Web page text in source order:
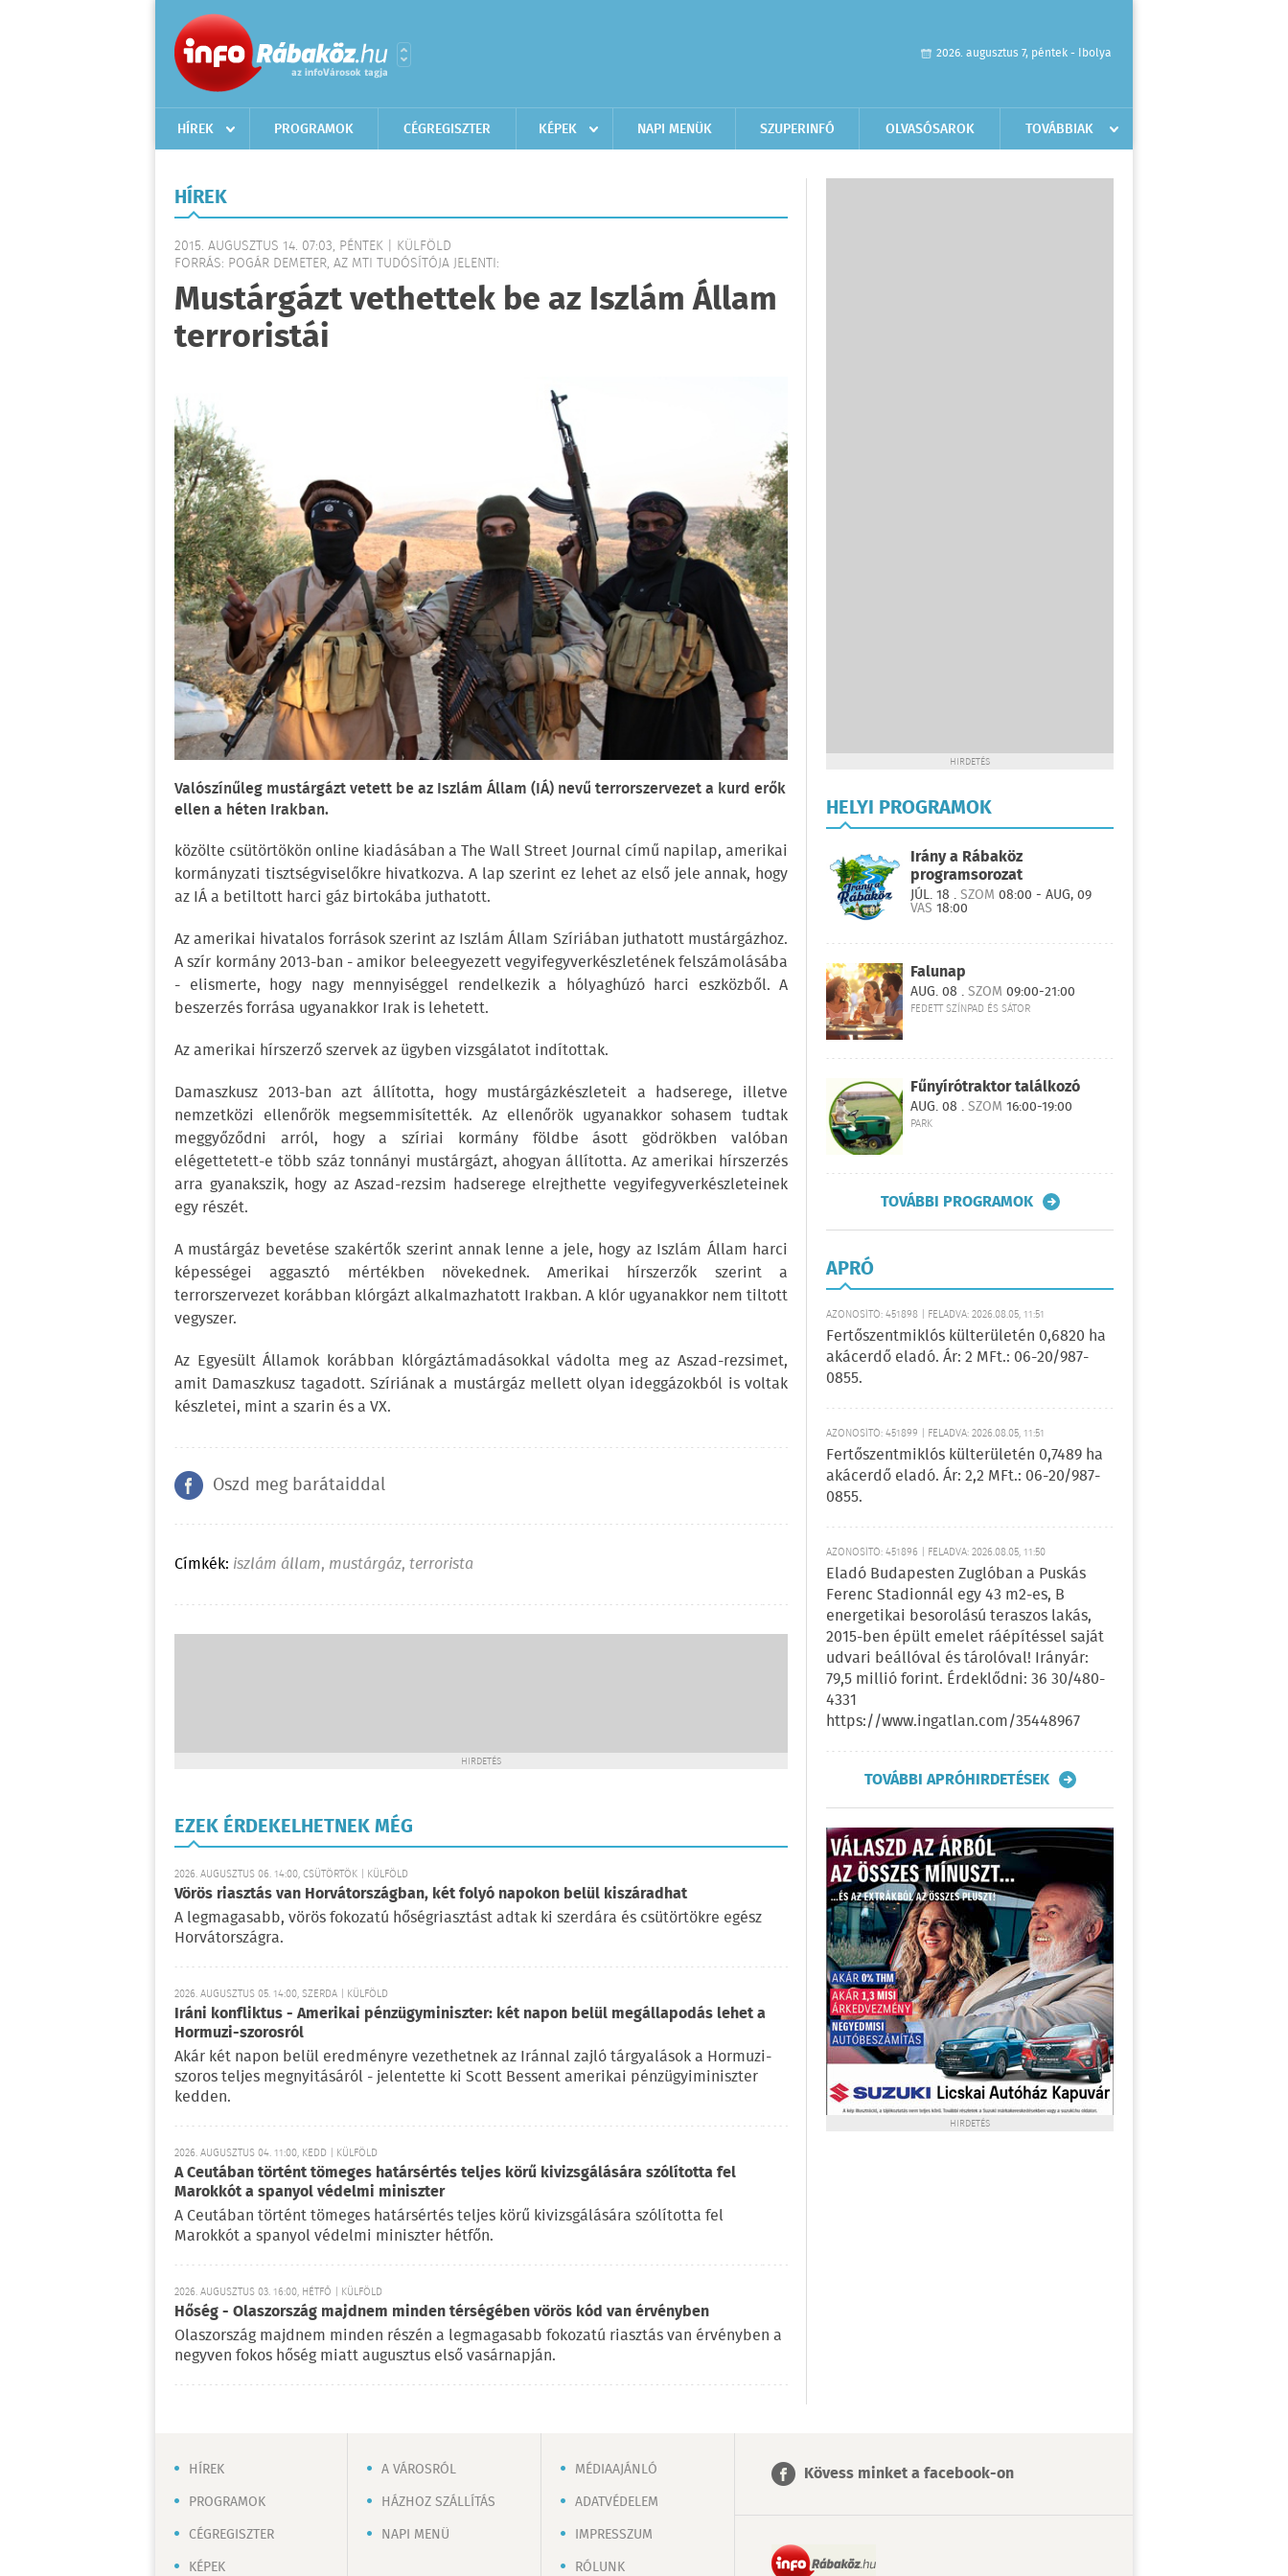
2026. augusztus 7, péntek - Ibolya
HÍREK PROGRAMOK CÉGREGISZTER KÉPEK NAPI MENÜK SZUPERINFÓ OLVASÓSAROK TOVÁBBIAK
HÍREK
2015. AUGUSZTUS 14. 07:03, PÉNTEK | KÜLFÖLD
FORRÁS: POGÁR DEMETER, AZ MTI TUDÓSÍTÓJA JELENTI:
Mustárgázt vethettek be az Iszlám Állam
terroristái
Valószínűleg mustárgázt vetett be az Iszlám Állam (IÁ) nevű terrorszervezet a kurd erők
ellen a héten Irakban.
közölte csütörtökön online kiadásában a The Wall Street Journal című napilap, amerikai
kormányzati tisztségviselőkre hivatkozva. A lap szerint ez lehet az első jele annak, hogy
az IÁ a betiltott harci gáz birtokába juthatott.
Az amerikai hivatalos források szerint az Iszlám Állam Szíriában juthatott mustárgázhoz.
A szír kormány 2013-ban - amikor beleegyezett vegyifegyverkészletének felszámolásába
- elismerte, hogy nagy mennyiséggel rendelkezik a hólyaghúzó harci eszközből. A
beszerzés forrása ugyanakkor Irak is lehetett.
Az amerikai hírszerző szervek az ügyben vizsgálatot indítottak.
Damaszkusz 2013-ban azt állította, hogy mustárgázkészleteit a hadserege, illetve
nemzetközi ellenőrök megsemmisítették. Az ellenőrök ugyanakkor sohasem tudtak
meggyőződni arról, hogy a szíriai kormány földbe ásott gödrökben valóban
elégettetett-e több száz tonnányi mustárgázt, ahogyan állította. Az amerikai hírszerzés
arra gyanakszik, hogy az Aszad-rezsim hadserege elrejthette vegyifegyverkészleteinek
egy részét.
A mustárgáz bevetése szakértők szerint annak lenne a jele, hogy az Iszlám Állam harci
képességei aggasztó mértékben növekednek. Amerikai hírszerzők szerint a
terrorszervezet korábban klórgázt alkalmazhatott Irakban. A klór ugyanakkor nem tiltott
vegyszer.
Az Egyesült Államok korábban klórgáztámadásokkal vádolta meg az Aszad-rezsimet,
amit Damaszkusz tagadott. Szíriának a mustárgáz mellett olyan ideggázokból is voltak
készletei, mint a szarin és a VX.
Oszd meg barátaiddal
Címkék: iszlám állam, mustárgáz, terrorista
HIRDETÉS
EZEK ÉRDEKELHETNEK MÉG
2026. AUGUSZTUS 06. 14:00, CSÜTÖRTÖK | KÜLFÖLD
Vörös riasztás van Horvátországban, két folyó napokon belül kiszáradhat
A legmagasabb, vörös fokozatú hőségriasztást adtak ki szerdára és csütörtökre egész
Horvátországra.
2026. AUGUSZTUS 05. 14:00, SZERDA | KÜLFÖLD
Iráni konfliktus - Amerikai pénzügyminiszter: két napon belül megállapodás lehet a
Hormuzi-szorosról
Akár két napon belül eredményre vezethetnek az Iránnal zajló tárgyalások a Hormuzi-
szoros teljes megnyitásáról - jelentette ki Scott Bessent amerikai pénzügyiminiszter
kedden.
2026. AUGUSZTUS 04. 11:00, KEDD | KÜLFÖLD
A Ceutában történt tömeges határsértés teljes körű kivizsgálására szólította fel
Marokkót a spanyol védelmi miniszter
A Ceutában történt tömeges határsértés teljes körű kivizsgálására szólította fel
Marokkót a spanyol védelmi miniszter hétfőn.
2026. AUGUSZTUS 03. 16:00, HÉTFŐ | KÜLFÖLD
Hőség - Olaszország majdnem minden térségében vörös kód van érvényben
Olaszország majdnem minden részén a legmagasabb fokozatú riasztás van érvényben a
negyven fokos hőség miatt augusztus első vasárnapján.
HIRDETÉS
HELYI PROGRAMOK
Irány a Rábaköz
programsorozat
JÚL. 18 .SZOM 08:00 - AUG, 09
VAS 18:00
Falunap
AUG. 08 .SZOM 09:00-21:00
FEDETT SZÍNPAD ÉS SÁTOR
Fűnyírótraktor találkozó
AUG. 08 .SZOM 16:00-19:00
PARK
TOVÁBBI PROGRAMOK
APRÓ
AZONOSÍTÓ: 451898 | FELADVA: 2026.08.05, 11:51
Fertőszentmiklós külterületén 0,6820 ha
akácerdő eladó. Ár: 2 MFt.: 06-20/987-
0855.
AZONOSÍTÓ: 451899 | FELADVA: 2026.08.05, 11:51
Fertőszentmiklós külterületén 0,7489 ha
akácerdő eladó. Ár: 2,2 MFt.: 06-20/987-
0855.
AZONOSÍTÓ: 451896 | FELADVA: 2026.08.05, 11:50
Eladó Budapesten Zuglóban a Puskás
Ferenc Stadionnál egy 43 m2-es, B
energetikai besorolású teraszos lakás,
2015-ben épült emelet ráépítéssel saját
udvari beállóval és tárolóval! Irányár:
79,5 millió forint. Érdeklődni: 36 30/480-
4331
https://www.ingatlan.com/35448967
TOVÁBBI APRÓHIRDETÉSEK
HIRDETÉS
HÍREK
PROGRAMOK
CÉGREGISZTER
KÉPEK
A VÁROSRÓL
HÁZHOZ SZÁLLÍTÁS
NAPI MENÜ
MÉDIAAJÁNLÓ
ADATVÉDELEM
IMPRESSZUM
RÓLUNK
Kövess minket a facebook-on